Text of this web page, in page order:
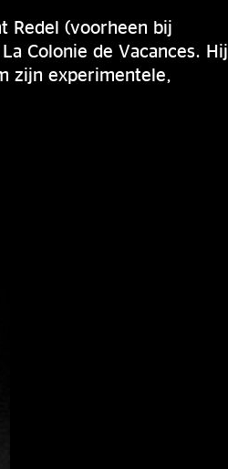
Redel (voorheen bij
Colonie de Vacances. Hij
zijn experimentele,